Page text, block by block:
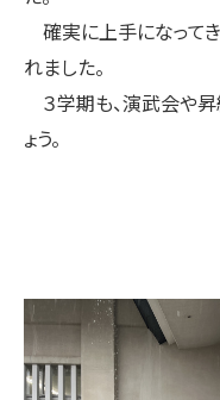
確実に上手になって
れました。
３学期も、演武会や
ょう。